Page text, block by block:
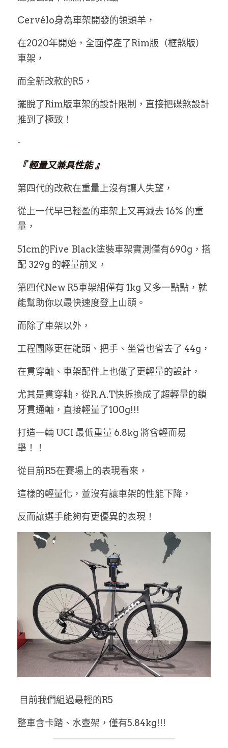
Cervélo身為車架開發的領頭羊，
在2020年開始，全面停產了Rim版（框煞版）
車架，
而全新改款的R5，
擺脫了Rim版車架的設計限制，直接把碟煞設計
推到了極致！
-
『 輕量又兼具性能 』
第四代的改款在重量上沒有讓人失望，
從上一代早已輕盈的車架上又再減去 16% 的重
量，
51cm的Five Black塗裝車架實測僅有690g，搭
配 329g 的輕量前叉，
第四代New R5車架組僅有 1kg 又多一點點，就
能幫助你以最快速度登上山頭。
而除了車架以外，
工程團隊更在龍頭、把手、坐管也省去了 44g，
在貫穿軸、車架配件上也做了更輕量的設計，
尤其是貫穿軸，從R.A.T快拆換成了超輕量的鎖
牙貫通軸，直接輕量了100g!!!
打造一輛 UCI 最低重量 6.8kg 將會輕而易
舉！！
從目前R5在賽場上的表現看來，
這樣的輕量化，並沒有讓車架的性能下降，
反而讓選手能夠有更優異的表現！
目前我們組過最輕的R5
整車含卡踏、水壺架，僅有5.84kg!!!